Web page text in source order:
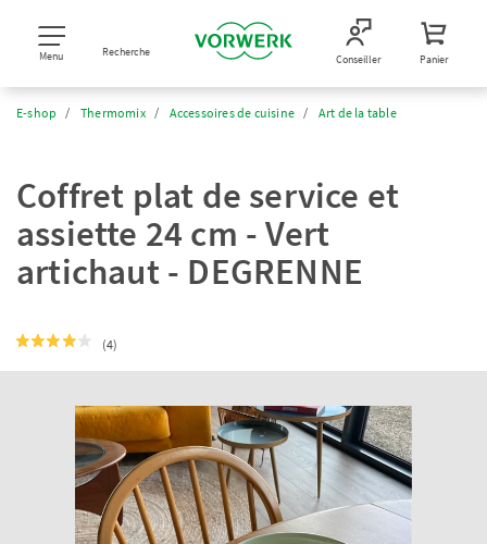
Menu Recherche Conseiller Panier
E-shop Thermomix Accessoires de cuisine Art de la table
Coffret plat de service et
assiette 24 cm - Vert
artichaut - DEGRENNE
(4)